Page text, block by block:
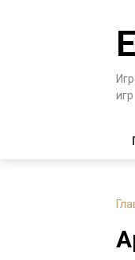
игр